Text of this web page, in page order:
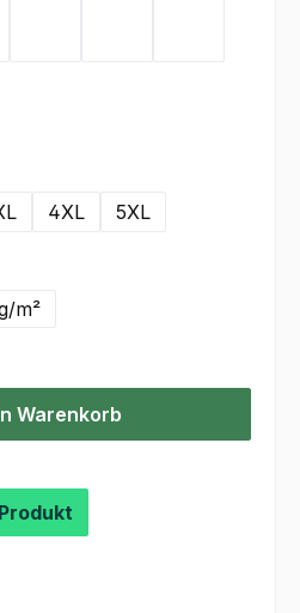
4XL 5XL
m²
oder benutze die Schaltflächen
Warenkorb